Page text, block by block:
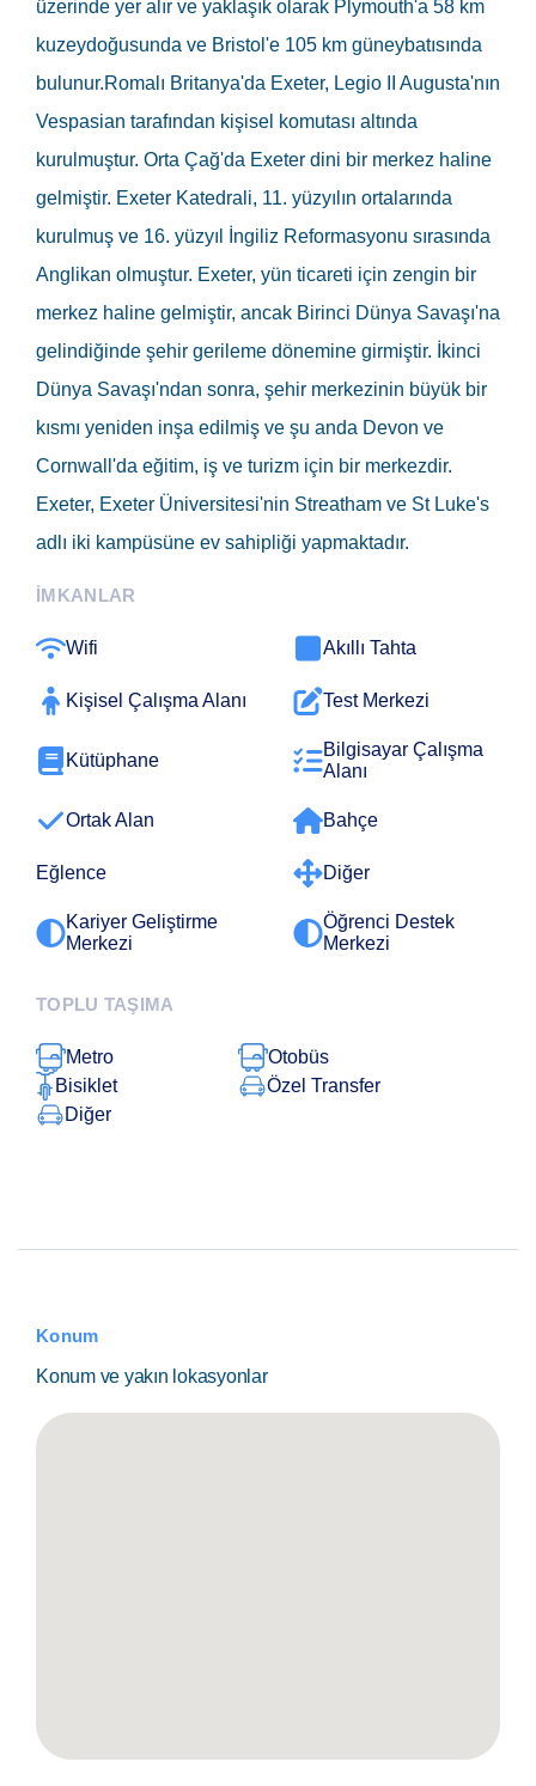
üzerinde yer alır ve yaklaşık olarak Plymouth'a 58 km
kuzeydoğusunda ve Bristol'e 105 km güneybatısında
bulunur.Romalı Britanya'da Exeter, Legio II Augusta'nın
Vespasian tarafından kişisel komutası altında
kurulmuştur. Orta Çağ'da Exeter dini bir merkez haline
gelmiştir. Exeter Katedrali, 11. yüzyılın ortalarında
kurulmuş ve 16. yüzyıl İngiliz Reformasyonu sırasında
Anglikan olmuştur. Exeter, yün ticareti için zengin bir
merkez haline gelmiştir, ancak Birinci Dünya Savaşı'na
gelindiğinde şehir gerileme dönemine girmiştir. İkinci
Dünya Savaşı'ndan sonra, şehir merkezinin büyük bir
kısmı yeniden inşa edilmiş ve şu anda Devon ve
Cornwall'da eğitim, iş ve turizm için bir merkezdir.
Exeter, Exeter Üniversitesi'nin Streatham ve St Luke's
adlı iki kampüsüne ev sahipliği yapmaktadır.
İMKANLAR
Wifi Akıllı Tahta
Kişisel Çalışma Alanı Test Merkezi
Kütüphane
Bilgisayar Çalışma
Alanı
Ortak Alan Bahçe
Eğlence Diğer
Kariyer Geliştirme
Merkezi
Öğrenci Destek
Merkezi
TOPLU TAŞIMA
Metro
Otobüs
Bisiklet
Özel Transfer
Diğer
Konum
Konum ve yakın lokasyonlar